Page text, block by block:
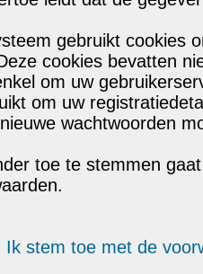
gebruikt cookies
cookies bevatten
om uw
om uw
wachtwoorden
toe te stemmen
Ik stem toe met de